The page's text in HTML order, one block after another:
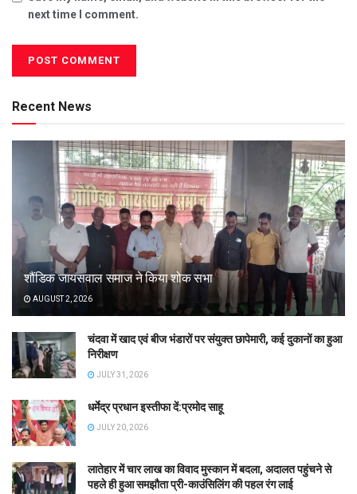
next time I comment.
Recent News
शौंडिक जायसवाल समाज ने किया शोक सभा
AUGUST 2, 2026
चंदवा में खाद एवं बीज भंडारों पर संयुक्त छापेमारी, कई दुकानों का हुआ
निरीक्षण
JULY 31, 2026
धर्मेद्र प्रधान इस्तीफा दें:प्रमोद साहू
JULY 20, 2026
लातेहार में चार लाख का विवाद मुस्कान में बदला, अदालत पहुंचने से
पहले ही हुआ समझौता प्री-काउंसिलिंग की पहल रंग लाई